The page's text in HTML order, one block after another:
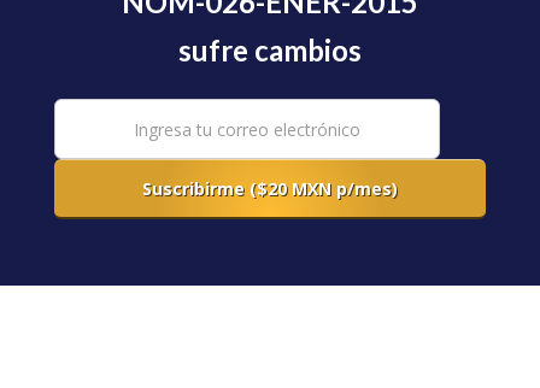
sufre cambios